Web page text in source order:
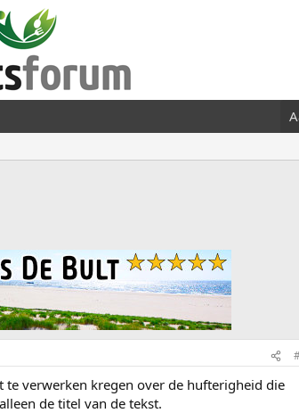
te verwerken kregen over de hufterigheid die
de titel van de tekst.